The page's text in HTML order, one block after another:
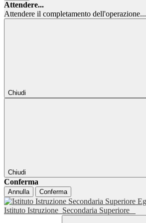
Attendere...
Attendere il completamento dell'operazione...
Chiudi
Chiudi
Conferma
Annulla Conferma
Istituto Istruzione Secondaria Superiore